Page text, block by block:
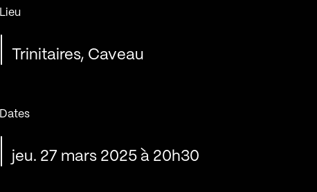
Lieu
Trinitaires, Caveau
Dates
jeu. 27 mars 2025 à 20h30